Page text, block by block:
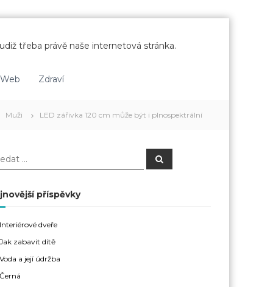
třeba právě naše internetová stránka.
Web Zdraví
Muži LED zářivka 120 cm může být i plnospektrální
H
příspěvky
dveře
zabavit dítě
a její údržba